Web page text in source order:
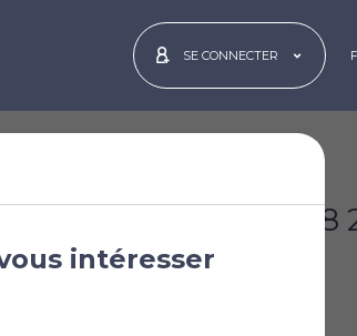
SE CONNECTER
[£348
intéresser